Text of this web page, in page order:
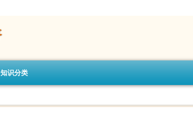
知识分类